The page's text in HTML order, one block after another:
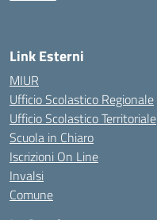
Link Esterni
MIUR
Ufficio Scolastico Regionale
Ufficio Scolastico Territoriale
Scuola in Chiaro
Iscrizioni On Line
Invalsi
Comune